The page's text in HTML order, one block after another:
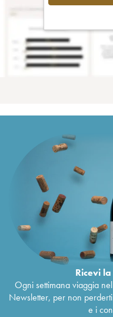
Ricevi
Ogni settimana viaggia
Newsletter, per non
e i